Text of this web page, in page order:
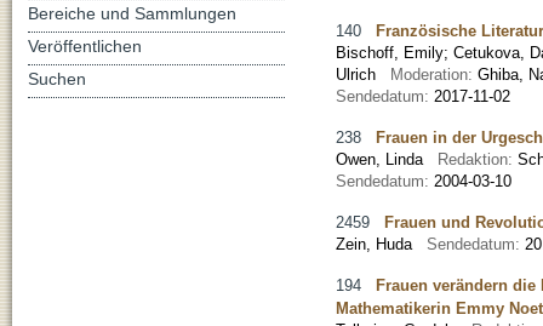
140 Französische Literatur
Bischoff, Emily; Cetukova,
Ulrich Moderation: Ghiba,
Sendedatum: 2017-11-02
238 Frauen in der
Owen, Linda
Redaktion:
Sendedatum: 2004-03-10
2459 Frauen und
Zein, Huda
Sendedatum:
194 Frauen verändern die
Mathematikerin Emmy
Bereiche und Sammlungen
Veröffentlichen
Suchen